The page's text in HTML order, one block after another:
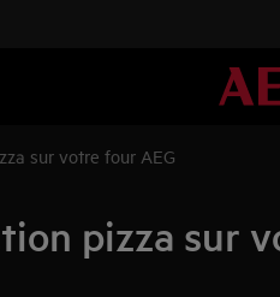
sur votre four AEG
pizza sur